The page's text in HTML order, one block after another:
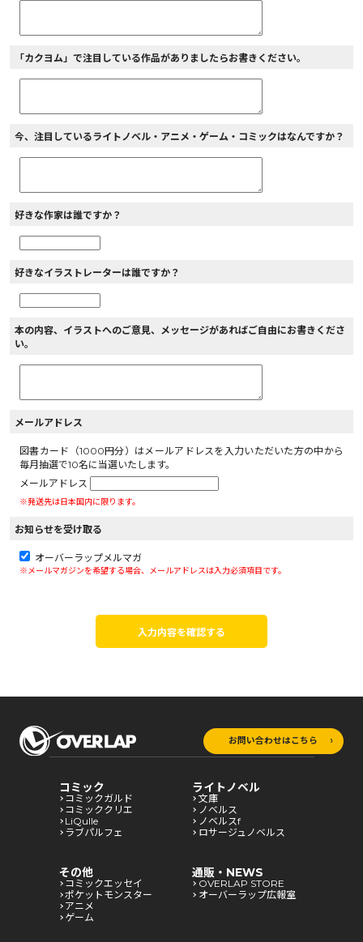
「カクヨム」で注目している作品がありましたらお書きください。
今、注目しているライトノベル・アニメ・ゲーム・コミックはなんですか？
好きな作家は誰ですか？
好きなイラストレーターは誰ですか？
本の内容、イラストへのご意見、メッセージがあればご自由にお書きくださ
い。
メールアドレス
図書カード（1000円分）はメールアドレスを入力いただいた方の中から
毎月抽選で10名に当選いたします。
メールアドレス
※発送先は日本国内に限ります。
お知らせを受け取る
オーバーラップメルマガ
※メールマガジンを希望する場合、メールアドレスは入力必須項目です。
入力内容を確認する
お問い合わせはこちら
コミック
コミックガルド
コミッククリエ
LiQulle
ラブパルフェ
ライトノベル
文庫
ノベルス
ノベルスf
ロサージュノベルス
その他
コミックエッセイ
ポケットモンスター
アニメ
ゲーム
通販・NEWS
OVERLAP STORE
オーバーラップ広報室